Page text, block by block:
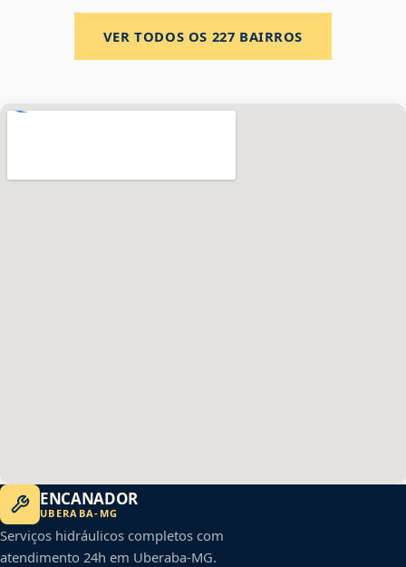
VER TODOS OS 227 BAIRROS
ENCANADOR
UBERABA- MG
Serviços hidráulicos completos com
atendimento 24h em Uberaba-MG.